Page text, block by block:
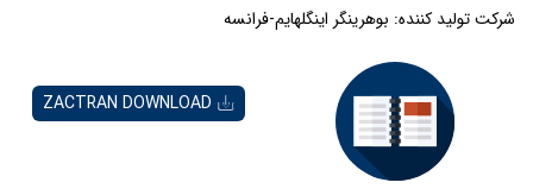
شرکت تولید کننده: بوهرینگر اینگلهایم-فرانسه
ZACTRAN DOWNLOAD